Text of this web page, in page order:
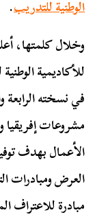
الوطنية للتدريب.
وخلال كلمتها،
للأكاديمية
في نسخته
مشروعات
الأعمال بهدف
العرض ومبادرات
مبادرة للاعتراف